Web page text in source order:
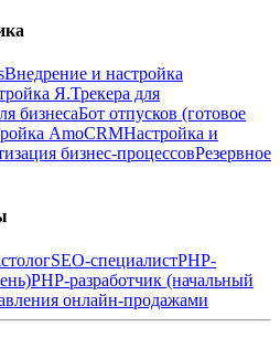
Внедрение и настройка
Я.Трекера для
бизнесаБот отпусков (готовое
AmoCRMНастройка и
бизнес-процессовРезервное
SEO-специалистPHP-
PHP-разработчик (начальный
онлайн-продажами